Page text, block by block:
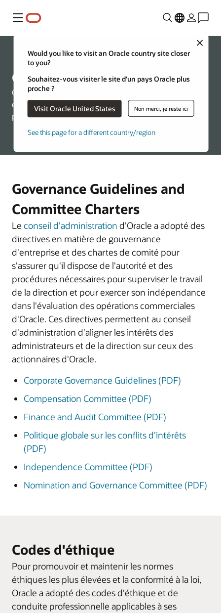
Menu
Close
Would you like to visit an Oracle country site closer
to you?
Souhaitez-vous visiter le site d’un pays Oracle plus
proche ?
Visit Oracle United States Non merci, je reste ici
See this page for a different country/region
Gouvernance d'entreprise Oracle
Oracle s'engage à respecter les normes les plus strictes
en matière d'éthique professionnelle et de bonnes
pratiques de gouvernance d'entreprise.
Governance Guidelines and
Committee Charters
Le conseil d'administration d'Oracle a adopté des
directives en matière de gouvernance
d'entreprise et des chartes de comité pour
s'assurer qu'il dispose de l'autorité et des
procédures nécessaires pour superviser le travail
de la direction et pour exercer son indépendance
dans l'évaluation des opérations commerciales
d'Oracle. Ces directives permettent au conseil
d'administration d'aligner les intérêts des
administrateurs et de la direction sur ceux des
actionnaires d'Oracle.
Corporate Governance Guidelines (PDF)
Compensation Committee (PDF)
Finance and Audit Committee (PDF)
Politique globale sur les conflits d'intérêts
(PDF)
Independence Committee (PDF)
Nomination and Governance Committee (PDF)
Codes d'éthique
Pour promouvoir et maintenir les normes
éthiques les plus élevées et la conformité à la loi,
Oracle a adopté des codes d'éthique et de
conduite professionnelle applicables à ses